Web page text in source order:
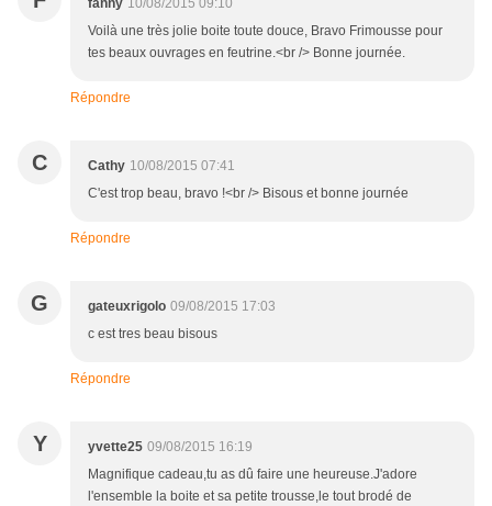
fanny 10/08/2015 09:10
Voilà une très jolie boite toute douce, Bravo Frimousse pour
tes beaux ouvrages en feutrine.<br /> Bonne journée.
Répondre
C Cathy 10/08/2015 07:41
C'est trop beau, bravo !<br /> Bisous et bonne journée
Répondre
G gateuxrigolo 09/08/2015 17:03
c est tres beau bisous
Répondre
Y yvette25 09/08/2015 16:19
Magnifique cadeau,tu as dû faire une heureuse.J'adore
l'ensemble la boite et sa petite trousse,le tout brodé de